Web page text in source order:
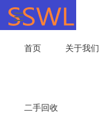
首页 关于我们
二手回收